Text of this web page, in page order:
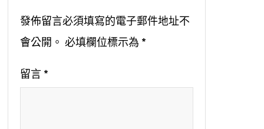
發佈留言必須填寫的電子郵件地址不
會公開。 必填欄位標示為 *
留言 *